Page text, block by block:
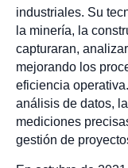
industriales. Su
la minería, la
capturaran,
mejorando los
eficiencia
análisis de datos,
mediciones
gestión de